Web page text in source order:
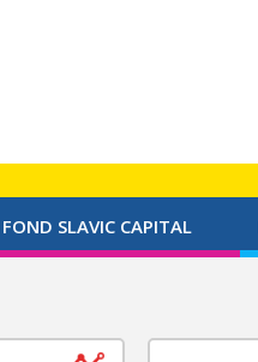
FOND SLAVIC CAPITAL